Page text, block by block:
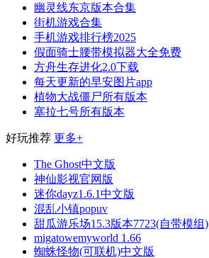
幽灵线东京版本合集
街机游戏合集
手机游戏排行榜2025
假面骑士腰带模拟器大全免费
方舟生存进化2.0下载
每天更新的早安图片app
植物大战僵尸所有版本
塞拉七号所有版本
好玩推荐 更多+
The Ghost中文版
神仙影视官网版
迷你dayz1.6.1中文版
混乱小镇popuv
甜瓜游乐场15.3版本7723(自带模组)
migatowemyworld 1.66
蜘蛛怪物(可联机)中文版